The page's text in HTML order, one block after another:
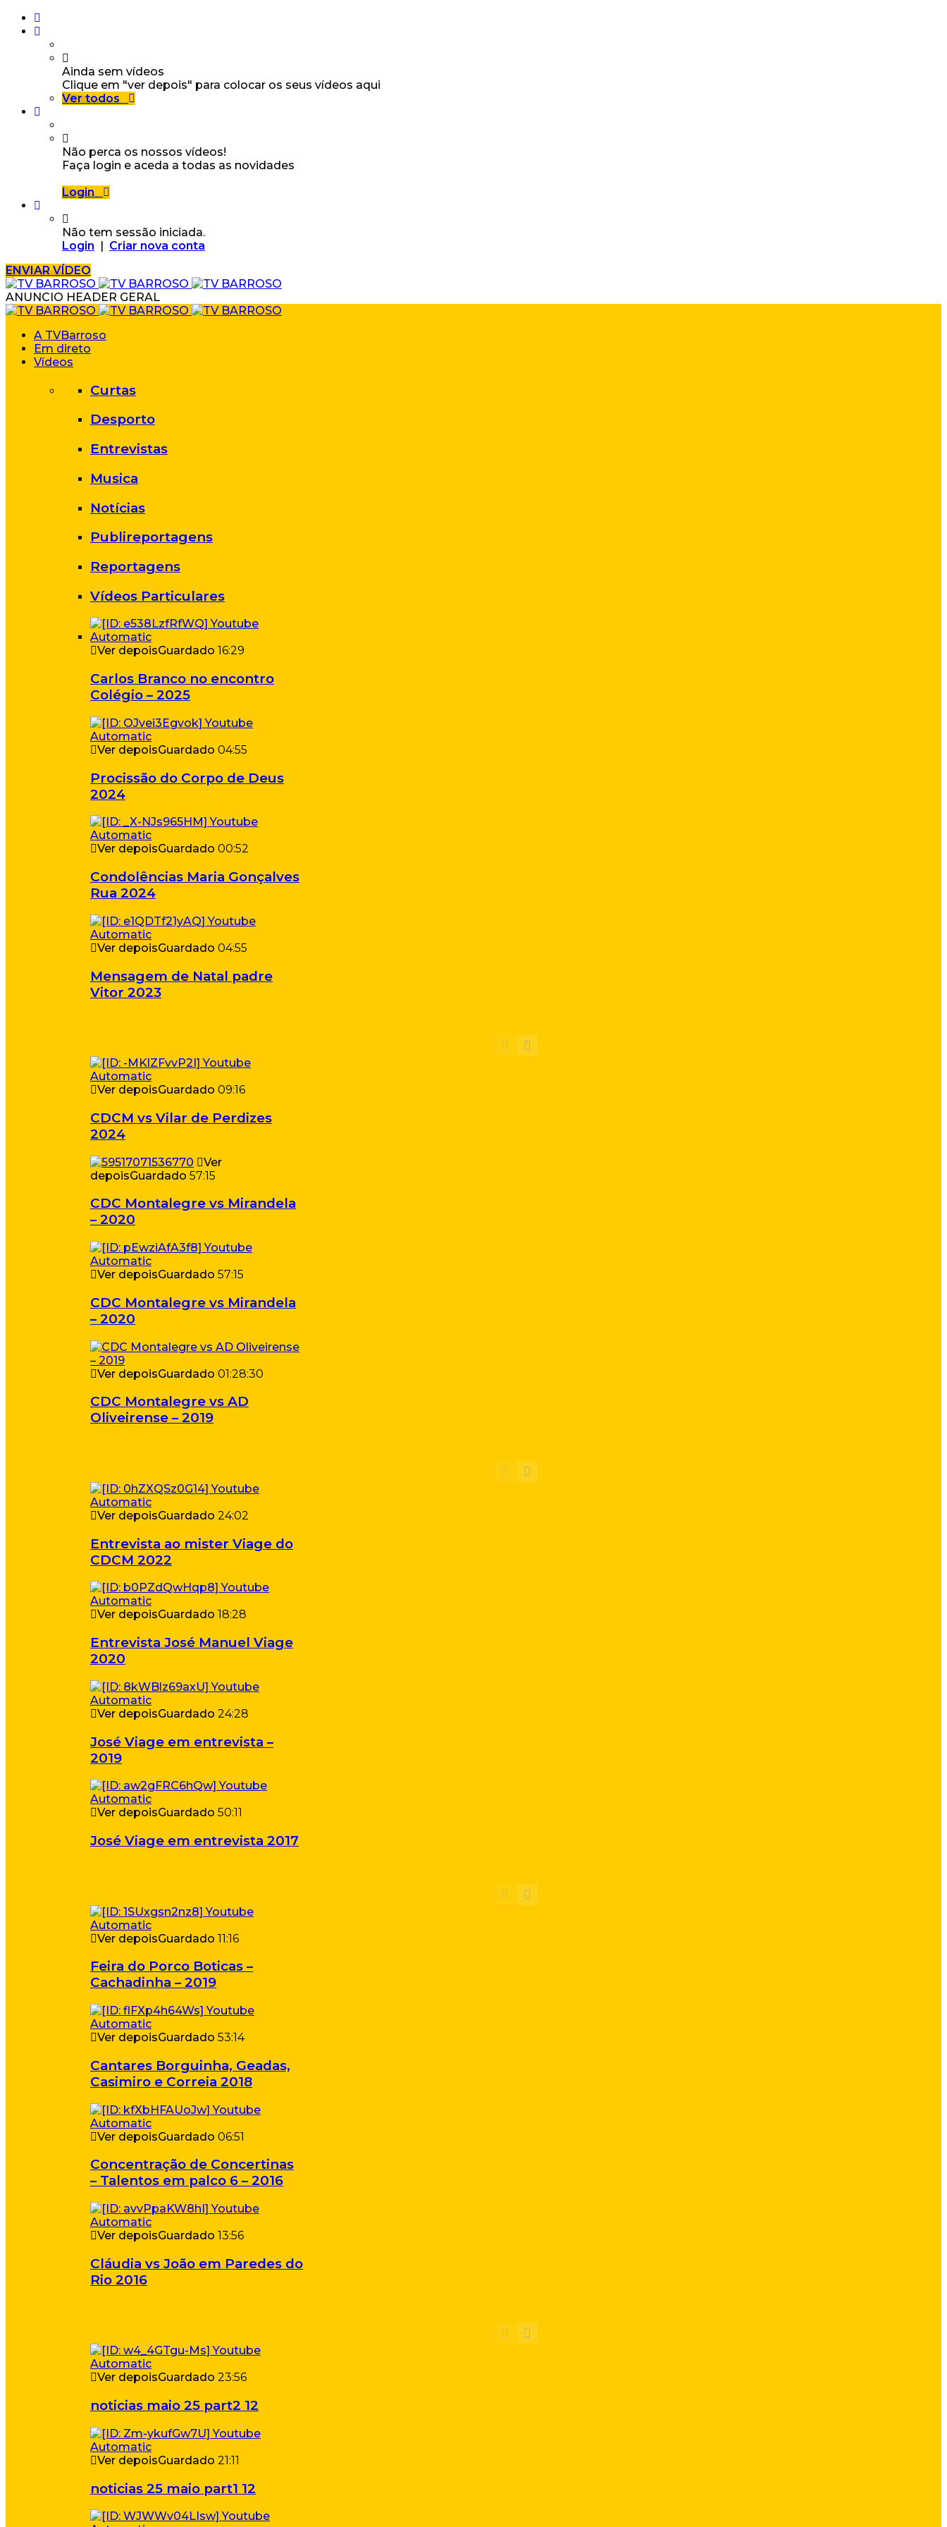
Ainda sem vídeos
Clique em "ver depois" para colocar os seus vídeos aqui
Ver todos
Não perca os nossos vídeos!
Faça login e aceda a todas as novidades
Login
Não tem sessão iniciada.
Login | Criar nova conta
ENVIAR VÍDEO
ANUNCIO HEADER GERAL
A TVBarroso
Em direto
Vídeos
Curtas
Desporto
Entrevistas
Musica
Notícias
Publireportagens
Reportagens
Vídeos Particulares
Ver depoisGuardado 16:29
Carlos Branco no encontro
Colégio – 2025
Ver depoisGuardado 04:55
Procissão do Corpo de Deus
2024
Ver depoisGuardado 00:52
Condolências Maria Gonçalves
Rua 2024
Ver depoisGuardado 04:55
Mensagem de Natal padre
Vitor 2023
Ver depoisGuardado 09:16
CDCM vs Vilar de Perdizes
2024
Ver
depoisGuardado 57:15
CDC Montalegre vs Mirandela
– 2020
Ver depoisGuardado 57:15
CDC Montalegre vs Mirandela
– 2020
Ver depoisGuardado 01:28:30
CDC Montalegre vs AD
Oliveirense – 2019
Ver depoisGuardado 24:02
Entrevista ao mister Viage do
CDCM 2022
Ver depoisGuardado 18:28
Entrevista José Manuel Viage
2020
Ver depoisGuardado 24:28
José Viage em entrevista –
2019
Ver depoisGuardado 50:11
José Viage em entrevista 2017
Ver depoisGuardado 11:16
Feira do Porco Boticas –
Cachadinha – 2019
Ver depoisGuardado 53:14
Cantares Borguinha, Geadas,
Casimiro e Correia 2018
Ver depoisGuardado 06:51
Concentração de Concertinas
– Talentos em palco 6 – 2016
Ver depoisGuardado 13:56
Cláudia vs João em Paredes do
Rio 2016
Ver depoisGuardado 23:56
noticias maio 25 part2 12
Ver depoisGuardado 21:11
noticias 25 maio part1 12